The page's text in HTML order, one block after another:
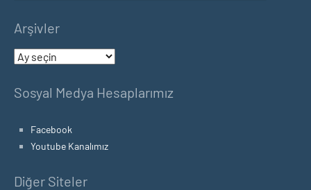
Arşivler
Arşivler
Sosyal Medya Hesaplarımız
Facebook
Youtube Kanalımız
Diğer Siteler